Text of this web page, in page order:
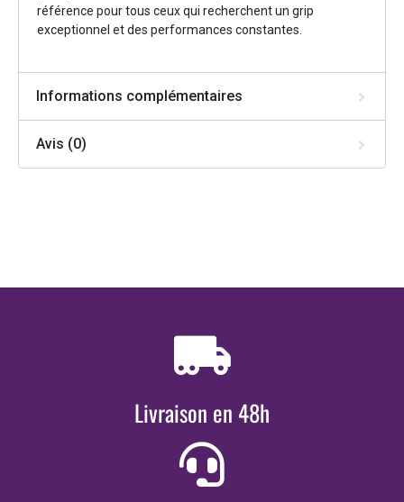
référence pour tous ceux qui recherchent un grip
exceptionnel et des performances constantes.
Informations complémentaires
Avis (0)
Livraison en 48h